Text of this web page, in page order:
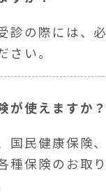
診の際には、
さい。
が使えますか？
国民健康保険、
種保険のお取